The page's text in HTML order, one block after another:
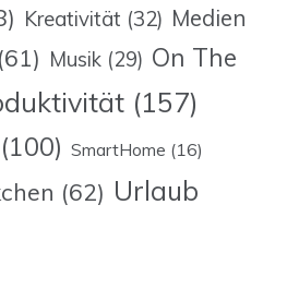
Kreativität (32) Medien
(61) Musik (29) On The
(157)
(100) SmartHome (16)
(62) Urlaub